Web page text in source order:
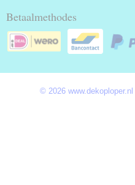
Betaalmethodes
© 2026